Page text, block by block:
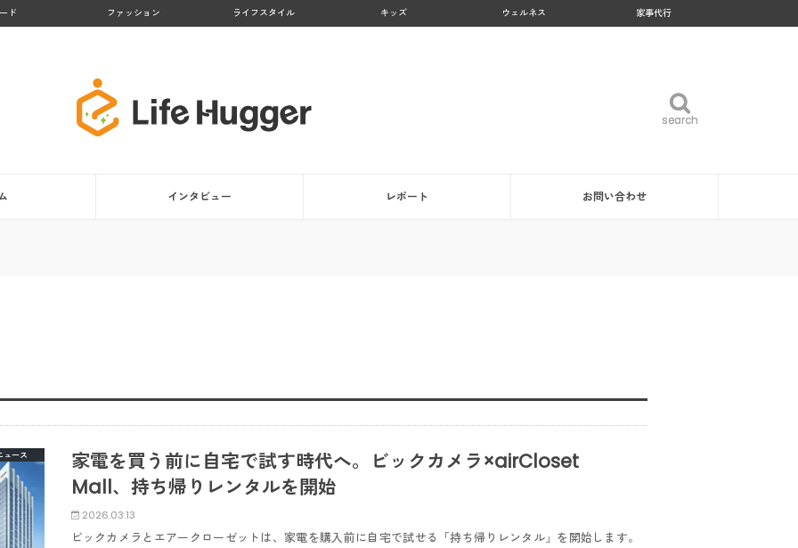
ド ファッション ライフスタイル キッズ ウェルネス 家事代行
search
search
インタビュー レポート お問い合わせ
ュース
家電を買う前に自宅で試す時代へ。ビックカメラ×airCloset
Mall、持ち帰りレンタルを開始
2026.03.13
ビックカメラとエアークローゼットは、家電を購入前に自宅で試せる「持ち帰りレンタル」を開始します。